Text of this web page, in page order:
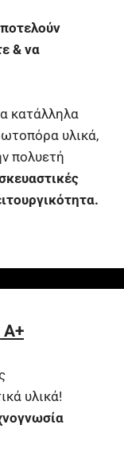
& να
κατάλληλα
υλικά,
πολυετή
Α+
υλικά!